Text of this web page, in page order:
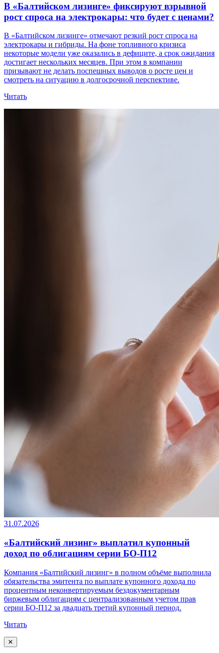
В «Балтийском лизинге» фиксируют взрывной
рост спроса на электрокары: что будет с ценами?
В «Балтийском лизинге» отмечают резкий рост спроса на
электрокары и гибриды. На фоне топливного кризиса
некоторые модели уже оказались в дефиците, а срок ожидания
достигает нескольких месяцев. При этом в компании
призывают не делать поспешных выводов о росте цен и
смотреть на ситуацию в долгосрочной перспективе.
Читать
31.07.2026
«Балтийский лизинг» выплатил купонный
доход по облигациям серии БО-П12
Компания «Балтийский лизинг» в полном объёме выполнила
обязательства эмитента по выплате купонного дохода по
процентным неконвертируемым бездокументарным
биржевым облигациям с централизованным учетом прав
серии БО-П12 за двадцать третий купонный период.
Читать
✕